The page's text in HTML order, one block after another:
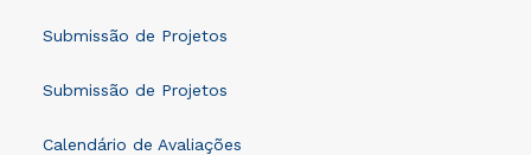
Submissão de Projetos
Submissão de Projetos
Calendário de Avaliações